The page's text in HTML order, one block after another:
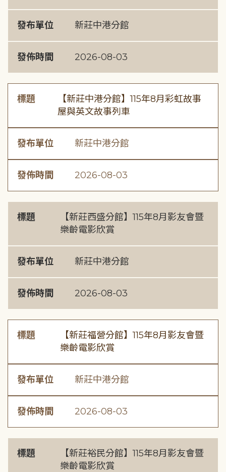
發布單位 新莊中港分館
發佈時間 2026-08-03
標題
【新莊中港分館】115年8月彩虹故事
屋與英文故事列車
發布單位 新莊中港分館
發佈時間 2026-08-03
標題
【新莊西盛分館】115年8月影友會暨
樂齡電影欣賞
發布單位 新莊中港分館
發佈時間 2026-08-03
標題
【新莊福營分館】115年8月影友會暨
樂齡電影欣賞
發布單位 新莊中港分館
發佈時間 2026-08-03
標題
【新莊裕民分館】115年8月影友會暨
樂齡電影欣賞